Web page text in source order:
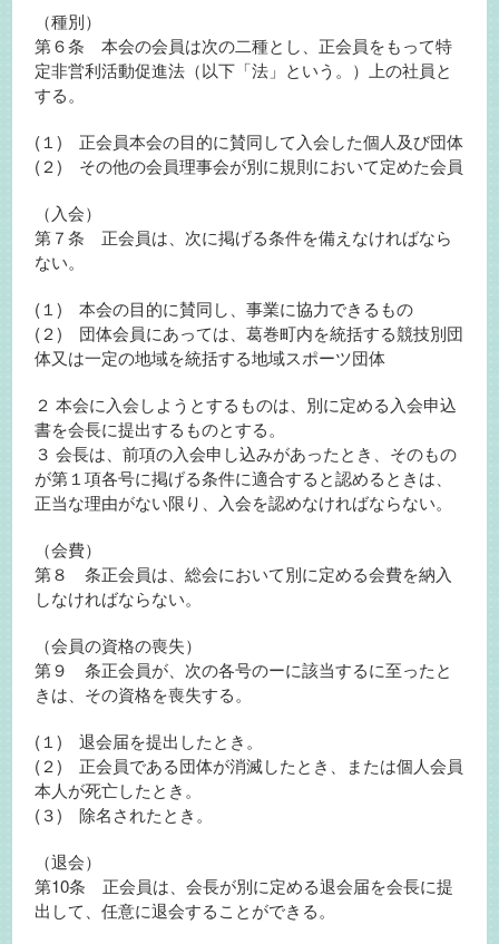
（種別）
第６条 本会の会員は次の二種とし、正会員をもって特
定非営利活動促進法（以下「法」という。）上の社員と
する。
(１) 正会員本会の目的に賛同して入会した個人及び団体
(２) その他の会員理事会が別に規則において定めた会員
（入会）
第７条 正会員は、次に掲げる条件を備えなければなら
ない。
(１) 本会の目的に賛同し、事業に協力できるもの
(２) 団体会員にあっては、葛巻町内を統括する競技別団
体又は一定の地域を統括する地域スポーツ団体
２ 本会に入会しようとするものは、別に定める入会申込
書を会長に提出するものとする。
３ 会長は、前項の入会申し込みがあったとき、そのもの
が第１項各号に掲げる条件に適合すると認めるときは、
正当な理由がない限り、入会を認めなければならない。
（会費）
第８ 条正会員は、総会において別に定める会費を納入
しなければならない。
（会員の資格の喪失）
第９ 条正会員が、次の各号のーに該当するに至ったと
きは、その資格を喪失する。
(１) 退会届を提出したとき。
(２) 正会員である団体が消滅したとき、または個人会員
本人が死亡したとき。
(３) 除名されたとき。
（退会）
第10条 正会員は、会長が別に定める退会届を会長に提
出して、任意に退会することができる。